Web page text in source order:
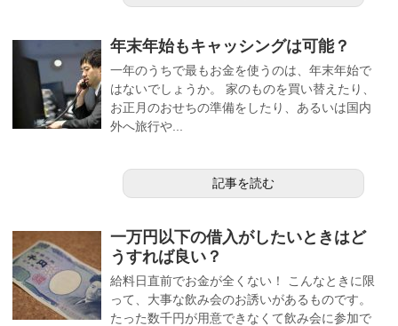
年末年始もキャッシングは可能？
一年のうちで最もお金を使うのは、年末年始で
はないでしょうか。 家のものを買い替えたり、
お正月のおせちの準備をしたり、あるいは国内
外へ旅行や...
記事を読む
一万円以下の借入がしたいときはど
うすれば良い？
給料日直前でお金が全くない！ こんなときに限
って、大事な飲み会のお誘いがあるものです。
たった数千円が用意できなくて飲み会に参加で